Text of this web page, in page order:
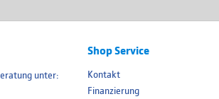
unter:
Shop Service
Kontakt
Finanzierung